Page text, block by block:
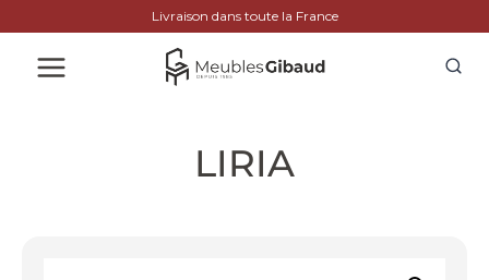
Livraison dans toute la France
LIRIA